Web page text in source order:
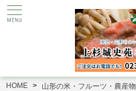
HOME 山形の米・フルーツ・農産物